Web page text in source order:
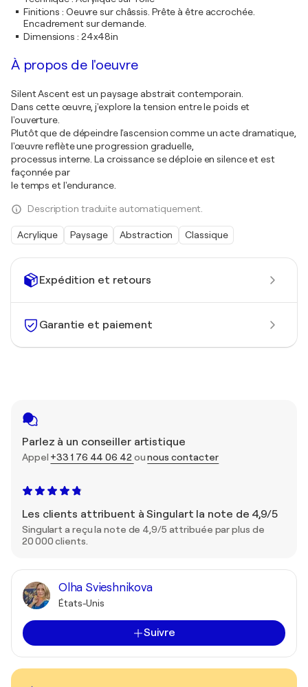
Expédition et retours
Garantie et paiement
Parlez à un conseiller artistique
Appel +33 1 76 44 06 42ounous contacter
Les clients attribuent à Singulart la note de 4,9/5
Singulart a reçu la note de 4,9/5 attribuée par plus de
20 000 clients.
Olha Svieshnikova
États-Unis
Suivre
Finitions : Oeuvre sur châssis. Prête à être accrochée.
Encadrement sur demande.
Dimensions : 24x48in
À propos de l'oeuvre
Silent Ascent est un paysage abstrait contemporain.
Dans cette œuvre, j'explore la tension entre le poids et
l'ouverture.
Plutôt que de dépeindre l'ascension comme un acte dramatique,
l'œuvre reflète une progression graduelle,
processus interne. La croissance se déploie en silence et est
façonnée par
le temps et l'endurance.
Description traduite automatiquement.
Acrylique Paysage Abstraction Classique